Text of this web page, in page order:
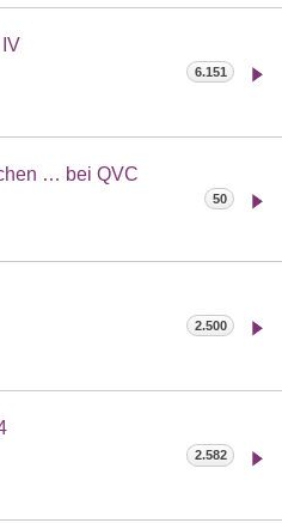
6.151
… bei QVC
50
2.500
2.582